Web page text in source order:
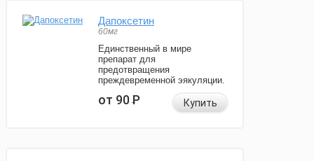
Дапоксетин
60мг
Единственный в мире
препарат для
предотвращения
преждевременной эякуляции.
от 90Р Купить